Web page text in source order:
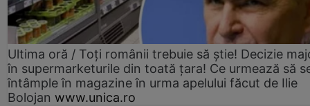
Ultima oră / Toți românii trebuie să știe! Decizie
în supermarketurile din toată țara! Ce urmează să
întâmple în magazine în urma apelului făcut de Ilie
Bolojan www.unica.ro